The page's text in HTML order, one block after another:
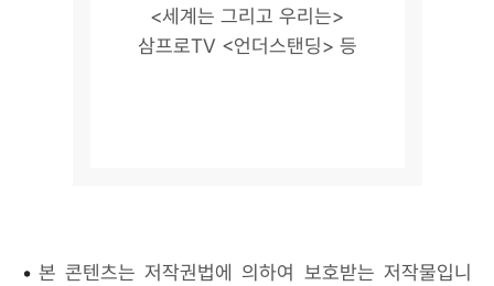
<세계는 그리고 우리는>
삼프로TV <언더스탠딩> 등
• 본 콘텐츠는 저작권법에 의하여 보호받는 저작물입니